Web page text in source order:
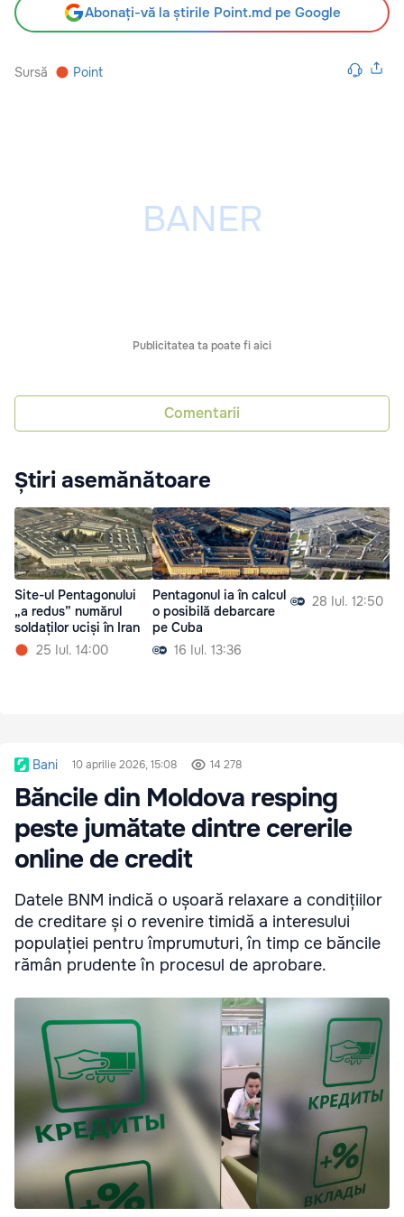
Abonați-vă la știrile Point.md pe Google
Sursă Point
Publicitatea ta poate fi aici
Comentarii
Știri asemănătoare
Site-ul Pentagonului
„a redus” numărul
soldaților uciși în Iran
25 Iul. 14:00
Pentagonul ia în calcul
o posibilă debarcare
pe Cuba
16 Iul. 13:36
28 Iul. 12:50
Bani 10 aprilie 2026, 15:08 14 278
Băncile din Moldova resping
peste jumătate dintre cererile
online de credit
Datele BNM indică o ușoară relaxare a condițiilor
de creditare și o revenire timidă a interesului
populației pentru împrumuturi, în timp ce băncile
rămân prudente în procesul de aprobare.